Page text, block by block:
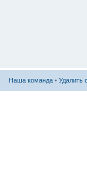
Наша команда • Удалить